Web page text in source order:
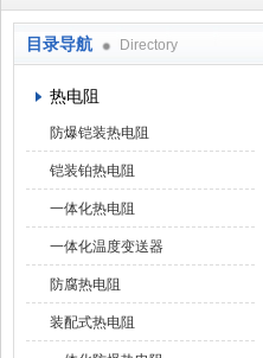
目录导航 Directory
热电阻
防爆铠装热电阻
铠装铂热电阻
一体化热电阻
一体化温度变送器
防腐热电阻
装配式热电阻